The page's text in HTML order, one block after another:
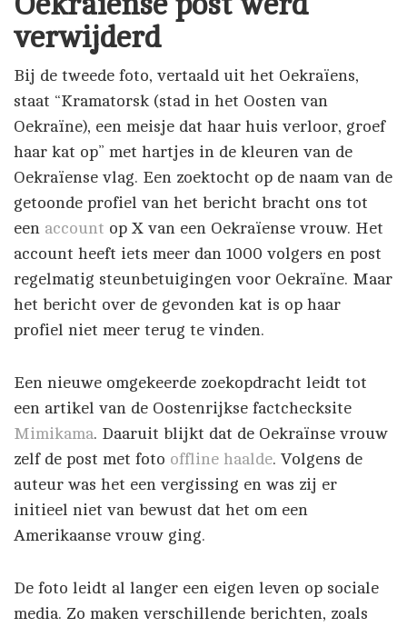
verwijderd
Bij de tweede foto, vertaald uit het Oekraïens,
staat “Kramatorsk (stad in het Oosten van
Oekraïne), een meisje dat haar huis verloor, groef
haar kat op” met hartjes in de kleuren van de
Oekraïense vlag. Een zoektocht op de naam van de
getoonde profiel van het bericht bracht ons tot
een account op X van een Oekraïense vrouw. Het
account heeft iets meer dan 1000 volgers en post
regelmatig steunbetuigingen voor Oekraïne. Maar
het bericht over de gevonden kat is op haar
profiel niet meer terug te vinden.
Een nieuwe omgekeerde zoekopdracht leidt tot
een artikel van de Oostenrijkse factchecksite
Mimikama. Daaruit blijkt dat de Oekraïnse vrouw
zelf de post met foto offline haalde. Volgens de
auteur was het een vergissing en was zij er
initieel niet van bewust dat het om een
Amerikaanse vrouw ging.
De foto leidt al langer een eigen leven op sociale
media. Zo maken verschillende berichten, zoals